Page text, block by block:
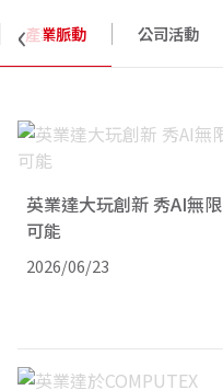
產業脈動 公司活動
‹
英業達大玩創新 秀AI無限
可能
2026/06/23